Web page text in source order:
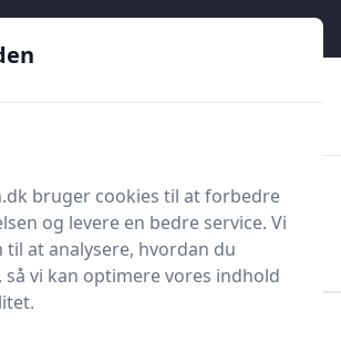
HandyGuiden
bruger cookies til at forbedre
og levere en bedre service. Vi
at analysere, hvordan du
vi kan optimere vores indhold